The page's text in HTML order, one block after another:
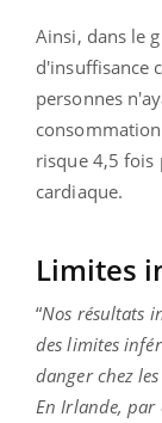
Ainsi, dans le
d'insuffisance
personnes
risque 4,5 fois
cardiaque.
Limites
“Nos résultats
des limites
danger chez
En Irlande, par